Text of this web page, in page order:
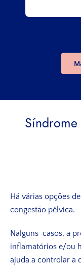
Há várias opções
congestão pélvica.
Nalguns casos, a
inflamatórios e/ou
ajuda a controlar a